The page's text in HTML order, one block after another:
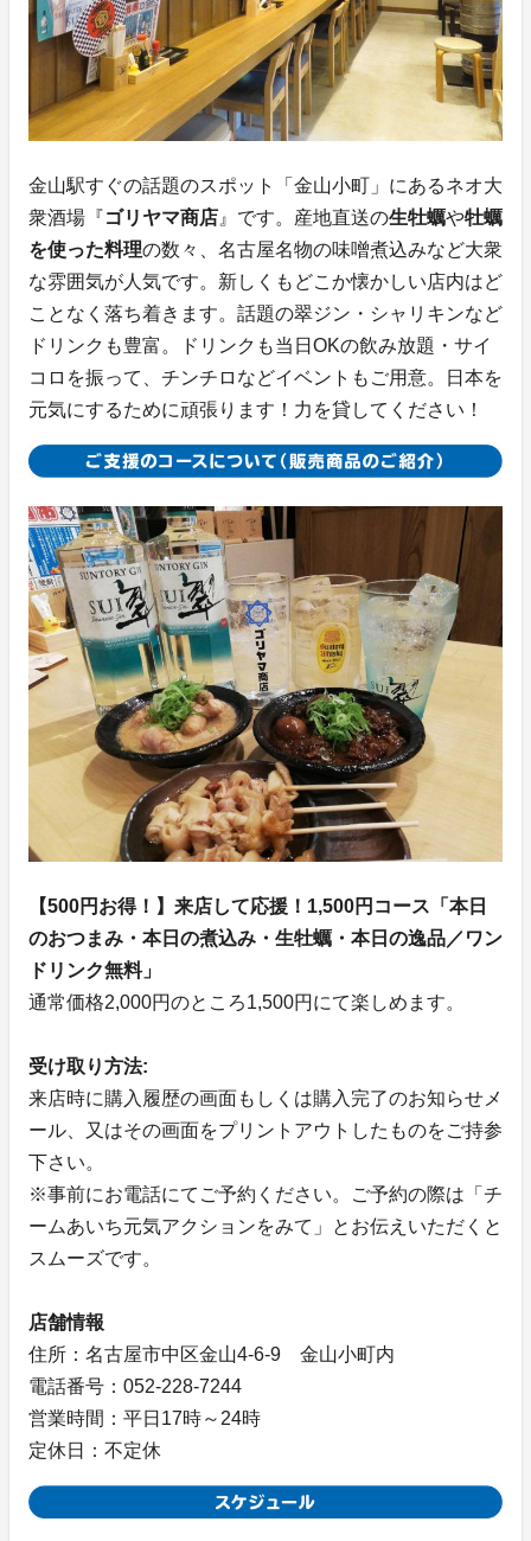
金山駅すぐの話題のスポット「金山小町」にあるネオ大
衆酒場『ゴリヤマ商店 』です。産地直送の生牡蠣や牡蠣
を使った料理の数々、名古屋名物の味噌煮込みなど大衆
な雰囲気が人気です。新しくもどこか懐かしい店内はど
ことなく落ち着きます。話題の翠ジン・シャリキンなど
ドリンクも豊富。ドリンクも当日OKの飲み放題・サイ
コロを振って、チンチロなどイベントもご用意。日本を
元気にするために頑張ります！力を貸してください！
【500円お得！】来店して応援！1,500円コース「本日
のおつまみ・本日の煮込み・生牡蠣・本日の逸品／ワン
ドリンク無料」
通常価格2,000円のところ1,500円にて楽しめます。
受け取り方法:
来店時に購入履歴の画面もしくは購入完了のお知らせメ
ール、又はその画面をプリントアウトしたものをご持参
下さい。
※事前にお電話にてご予約ください。ご予約の際は「チ
ームあいち元気アクションをみて」とお伝えいただくと
スムーズです。
店舗情報
住所：名古屋市中区金山4-6-9 金山小町内
電話番号：052-228-7244
営業時間：平日17時～24時
定休日：不定休